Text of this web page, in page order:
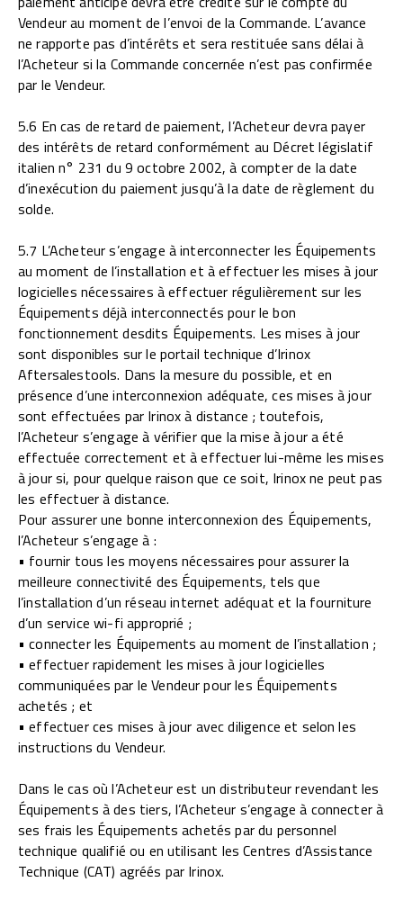
Vendeur au moment de l’envoi de la Commande. L’avance
ne rapporte pas d’intérêts et sera restituée sans délai à
l’Acheteur si la Commande concernée n’est pas confirmée
par le Vendeur.
5.6 En cas de retard de paiement, l’Acheteur devra payer
des intérêts de retard conformément au Décret législatif
italien n° 231 du 9 octobre 2002, à compter de la date
d’inexécution du paiement jusqu’à la date de règlement du
solde.
5.7 L’Acheteur s’engage à interconnecter les Équipements
au moment de l’installation et à effectuer les mises à jour
logicielles nécessaires à effectuer régulièrement sur les
Équipements déjà interconnectés pour le bon
fonctionnement desdits Équipements. Les mises à jour
sont disponibles sur le portail technique d’Irinox
Aftersalestools. Dans la mesure du possible, et en
présence d’une interconnexion adéquate, ces mises à jour
sont effectuées par Irinox à distance ; toutefois,
l’Acheteur s’engage à vérifier que la mise à jour a été
effectuée correctement et à effectuer lui-même les mises
à jour si, pour quelque raison que ce soit, Irinox ne peut pas
les effectuer à distance.
Pour assurer une bonne interconnexion des Équipements,
l’Acheteur s’engage à :
• fournir tous les moyens nécessaires pour assurer la
meilleure connectivité des Équipements, tels que
l’installation d’un réseau internet adéquat et la fourniture
d’un service wi-fi approprié ;
• connecter les Équipements au moment de l’installation ;
• effectuer rapidement les mises à jour logicielles
communiquées par le Vendeur pour les Équipements
achetés ; et
• effectuer ces mises à jour avec diligence et selon les
instructions du Vendeur.
Dans le cas où l’Acheteur est un distributeur revendant les
Équipements à des tiers, l’Acheteur s’engage à connecter à
ses frais les Équipements achetés par du personnel
technique qualifié ou en utilisant les Centres d’Assistance
Technique (CAT) agréés par Irinox.